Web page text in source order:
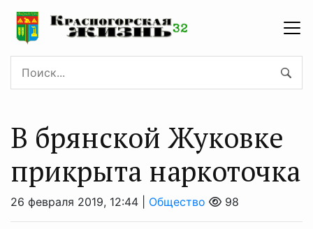
В брянской Жуковке
прикрыта наркоточка
26 февраля 2019, 12:44 | Общество 98